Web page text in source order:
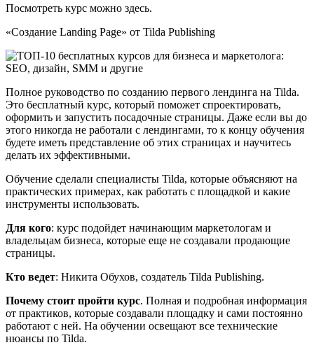
Посмотреть курс можно здесь.
«Создание Landing Page» от Tilda Publishing
Полное руководство по созданию первого лендинга на Tilda.
Это бесплатный курс, который поможет спроектировать,
оформить и запустить посадочные страницы. Даже если вы до
этого никогда не работали с лендингами, то к концу обучения
будете иметь представление об этих страницах и научитесь
делать их эффективными.
Обучение сделали специалисты Tilda, которые объясняют на
практических примерах, как работать с площадкой и какие
инструменты использовать.
Для кого: курс подойдет начинающим маркетологам и
владельцам бизнеса, которые еще не создавали продающие
страницы.
Кто ведет: Никита Обухов, создатель Tilda Publishing.
Почему стоит пройти курс. Полная и подробная информация
от практиков, которые создавали площадку и сами постоянно
работают с ней. На обучении освещают все технические
нюансы по Tilda.